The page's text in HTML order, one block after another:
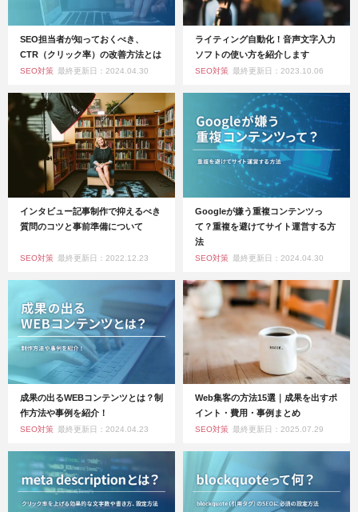
SEO担当者が知っておくべき、
CTR（クリック率）の改善方法とは
SEO対策 最終更新日：2024.04.30
ライティング自動化！音声文字入力
ソフトの使い方を紹介します
SEO対策 最終更新日：2023.10.06
インタビュー記事制作で抑えるべき
質問のコツと事前準備について
SEO対策 最終更新日：2022.12.23
Googleが嫌う重複コンテンツっ
て？重複を避けてサイト運営する方
法
SEO対策 最終更新日：2024.04.30
成果の出るWEBコンテンツとは？制
作方法や事例を紹介！
SEO対策 最終更新日：2024.04.23
Web集客の方法15選｜成果を出すポ
イント・費用・事例まとめ
SEO対策 最終更新日：2025.07.29